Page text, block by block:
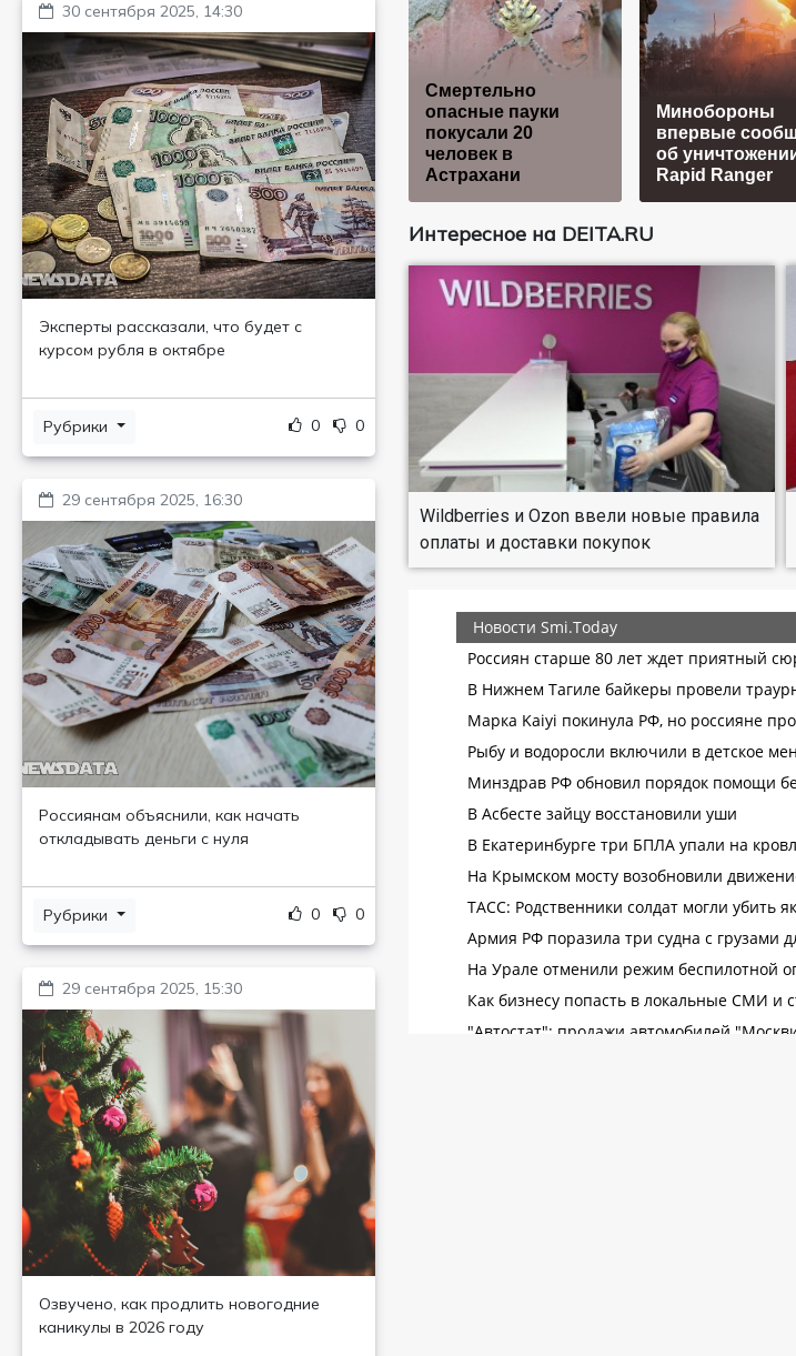
30 сентября 2025, 14:30
Эксперты рассказали, что будет с
курсом рубля в октябре
Рубрики 0 0
29 сентября 2025, 16:30
Россиянам объяснили, как начать
откладывать деньги с нуля
Рубрики 0 0
29 сентября 2025, 15:30
Озвучено, как продлить новогодние
каникулы в 2026 году
Смертельно
опасные пауки
покусали 20
человек в
Астрахани
Минобороны
впервые
об
Rapid Ranger
Интересное на DEITA.RU
Wildberries и Ozon ввели новые правила
оплаты и доставки покупок